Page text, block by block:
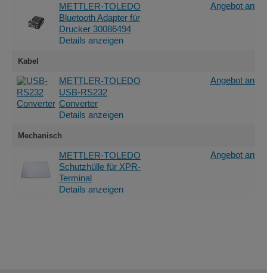
METTLER-TOLEDO
Bluetooth Adapter für
Drucker 30086494
Details anzeigen
Angebot
Kabel
METTLER-TOLEDO
USB-RS232
Converter
Details anzeigen
Angebot
Mechanisch
METTLER-TOLEDO
Schutzhülle für XPR-
Terminal
Details anzeigen
Angebot